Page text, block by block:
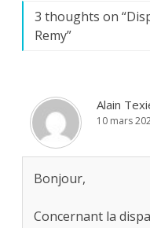
3 thoughts on “
Remy”
Alain
10 mars
Bonjour,
Concernant la